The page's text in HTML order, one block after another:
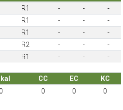
R1 - -
-
R1 - -
-
R1 - -
-
R2 - -
-
R1 - - -
CC EC
KC
0 0 0 0